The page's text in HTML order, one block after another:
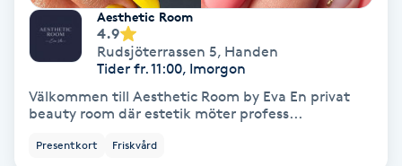
Coachning
Color correction
Cryoterapi
Aesthetic Room
4.9
Rudsjöterrassen 5, Handen
Tider fr. 11:00, Imorgon
Välkommen till Aesthetic Room by Eva En privat
beauty room där estetik möter profess...
Presentkort Friskvård